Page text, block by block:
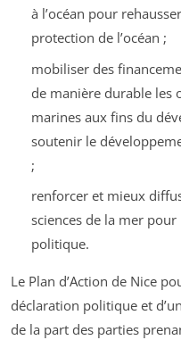
à l’océan pour
protection de l’océan ;
mobiliser des
de manière durable les
marines aux fins du
soutenir le
;
renforcer et mieux
sciences de la mer
politique.
Le Plan d’Action de Nice
déclaration politique et
de la part des parties